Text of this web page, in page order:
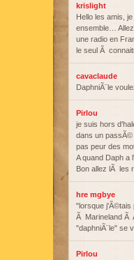
krislight
Hello les amis,
ensemble…
une radio en
le seul Ã
cavaclaude
DaphniÃ¨le
Pirlou
je suis hors
dans un
pas peur des
A quand Daph a
Bon allez lÃ les
hre mgbye
"lorsque j'Ã©tais
Ã Marineland Ã
"daphniÃ¨le" se
Pirlou